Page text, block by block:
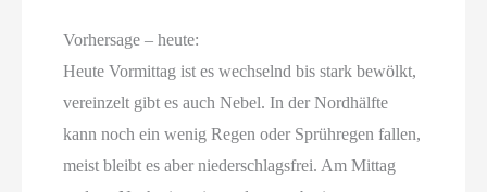
Vorhersage – heute:
Heute Vormittag ist es wechselnd bis stark bewölkt,
vereinzelt gibt es auch Nebel. In der Nordhälfte
kann noch ein wenig Regen oder Sprühregen fallen,
meist bleibt es aber niederschlagsfrei. Am Mittag